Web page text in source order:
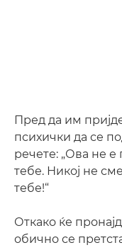
Пред да им
психички да се
речете: „Ова не е
тебе. Никој не
тебе!“
Откако ќе
обично се